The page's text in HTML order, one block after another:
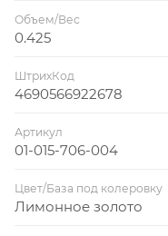
Объем/Вес
0.425
ШтрихКод
4690566922678
Артикул
01-015-706-004
Цвет/База под колеровку
Лимонное золото